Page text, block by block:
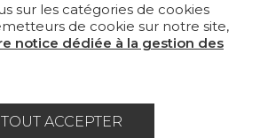
?
Contact
Lexique
sur les catégories de cookies
de cookie sur notre site,
notice dédiée à la gestion des
TOUT ACCEPTER